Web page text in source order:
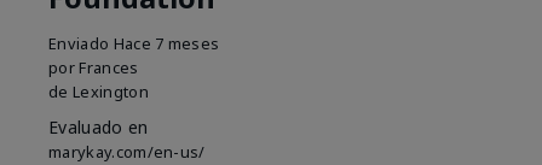
Enviado Hace 7 meses
por Frances
de Lexington
Evaluado en
marykay.com/en-us/